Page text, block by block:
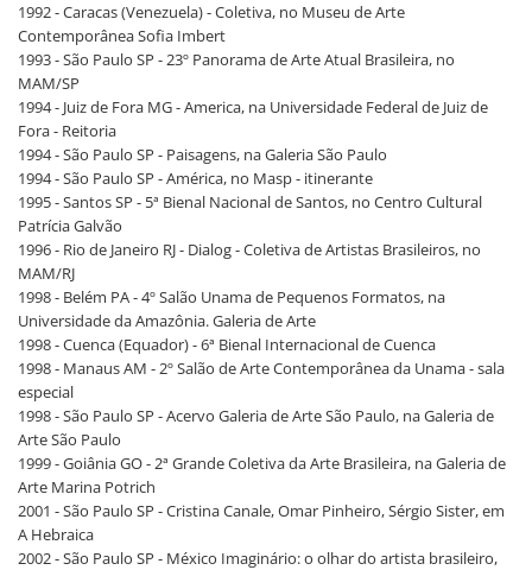
1992 - Caracas (Venezuela) - Coletiva, no Museu de Arte
Contemporânea Sofia Imbert
1993 - São Paulo SP - 23º Panorama de Arte Atual Brasileira, no
MAM/SP
1994 - Juiz de Fora MG - America, na Universidade Federal de Juiz de
Fora - Reitoria
1994 - São Paulo SP - Paisagens, na Galeria São Paulo
1994 - São Paulo SP - América, no Masp - itinerante
1995 - Santos SP - 5ª Bienal Nacional de Santos, no Centro Cultural
Patrícia Galvão
1996 - Rio de Janeiro RJ - Dialog - Coletiva de Artistas Brasileiros, no
MAM/RJ
1998 - Belém PA - 4º Salão Unama de Pequenos Formatos, na
Universidade da Amazônia. Galeria de Arte
1998 - Cuenca (Equador) - 6ª Bienal Internacional de Cuenca
1998 - Manaus AM - 2º Salão de Arte Contemporânea da Unama - sala
especial
1998 - São Paulo SP - Acervo Galeria de Arte São Paulo, na Galeria de
Arte São Paulo
1999 - Goiânia GO - 2ª Grande Coletiva da Arte Brasileira, na Galeria de
Arte Marina Potrich
2001 - São Paulo SP - Cristina Canale, Omar Pinheiro, Sérgio Sister, em
A Hebraica
2002 - São Paulo SP - México Imaginário: o olhar do artista brasileiro,